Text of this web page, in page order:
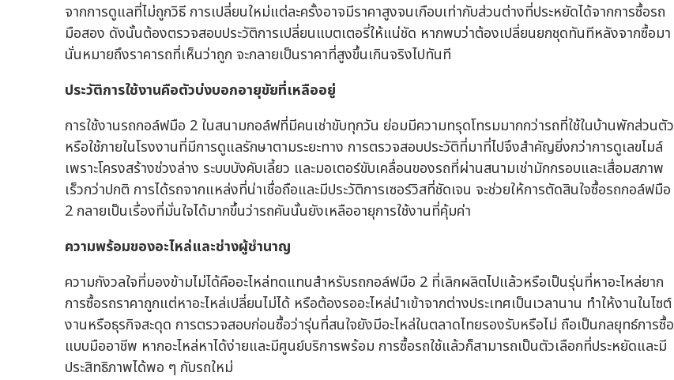
จากการดูแลที่ไม่ถูกวิธี การเปลี่ยนใหม่แต่ละครั้งอาจมีราคาสูงจนเกือบเท่ากับส่วนต่างที่ประหยัดได้จากการซื้อรถ
มือสอง ดังนั้นต้องตรวจสอบประวัติการเปลี่ยนแบตเตอรี่ให้แน่ชัด หากพบว่าต้องเปลี่ยนยกชุดทันทีหลังจากซื้อมา
นั่นหมายถึงราคารถที่เห็นว่าถูก จะกลายเป็นราคาที่สูงขึ้นเกินจริงไปทันที
ประวัติการใช้งานคือตัวบ่งบอกอายุขัยที่เหลืออยู่
การใช้งานรถกอล์ฟมือ 2 ในสนามกอล์ฟที่มีคนเช่าขับทุกวัน ย่อมมีความทรุดโทรมมากกว่ารถที่ใช้ในบ้านพักส่วนตัว
หรือใช้ภายในโรงงานที่มีการดูแลรักษาตามระยะทาง การตรวจสอบประวัติที่มาที่ไปจึงสำคัญยิ่งกว่าการดูเลขไมล์
เพราะโครงสร้างช่วงล่าง ระบบบังคับเลี้ยว และมอเตอร์ขับเคลื่อนของรถที่ผ่านสนามเช่ามักกรอบและเสื่อมสภาพ
เร็วกว่าปกติ การได้รถจากแหล่งที่น่าเชื่อถือและมีประวัติการเซอร์วิสที่ชัดเจน จะช่วยให้การตัดสินใจซื้อรถกอล์ฟมือ
2 กลายเป็นเรื่องที่มั่นใจได้มากขึ้นว่ารถคันนั้นยังเหลืออายุการใช้งานที่คุ้มค่า
ความพร้อมของอะไหล่และช่างผู้ชำนาญ
ความกังวลใจที่มองข้ามไม่ได้คืออะไหล่ทดแทนสำหรับรถกอล์ฟมือ 2 ที่เลิกผลิตไปแล้วหรือเป็นรุ่นที่หาอะไหล่ยาก
การซื้อรถราคาถูกแต่หาอะไหล่เปลี่ยนไม่ได้ หรือต้องรออะไหล่นำเข้าจากต่างประเทศเป็นเวลานาน ทำให้งานในไซต์
งานหรือธุรกิจสะดุด การตรวจสอบก่อนซื้อว่ารุ่นที่สนใจยังมีอะไหล่ในตลาดไทยรองรับหรือไม่ ถือเป็นกลยุทธ์การซื้อ
แบบมืออาชีพ หากอะไหล่หาได้ง่ายและมีศูนย์บริการพร้อม การซื้อรถใช้แล้วก็สามารถเป็นตัวเลือกที่ประหยัดและมี
ประสิทธิภาพได้พอ ๆ กับรถใหม่